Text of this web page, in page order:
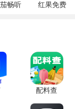
畅听
红果免费
配料查
3.0.1 官方